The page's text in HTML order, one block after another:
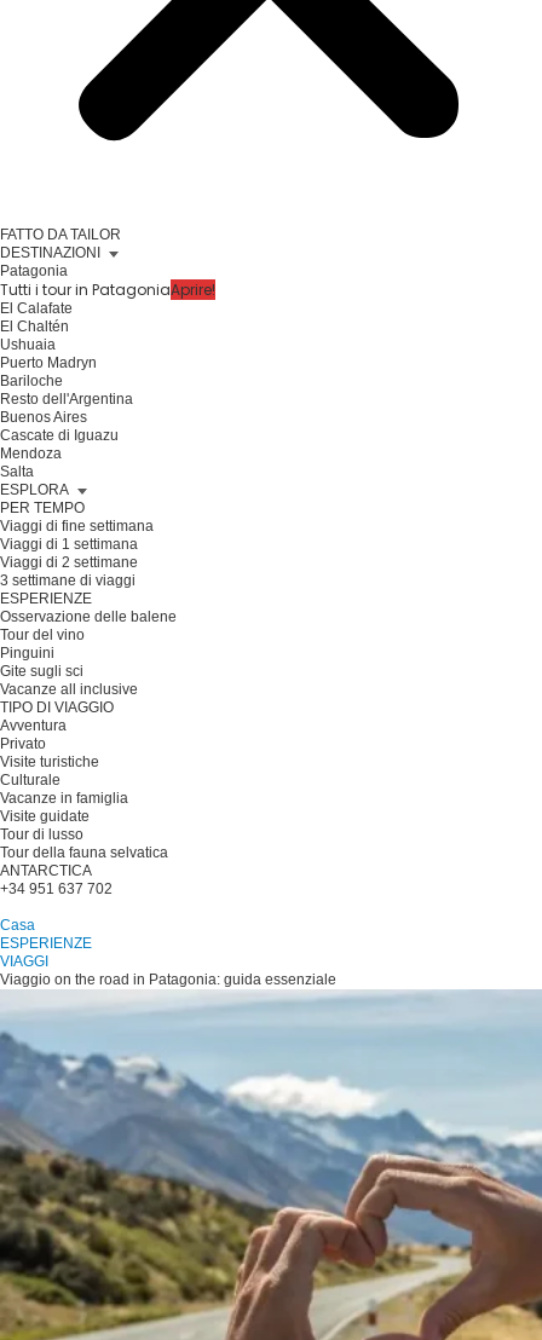
FATTO DA TAILOR
DESTINAZIONI
Patagonia
Tutti i tour in PatagoniaAprire!
El Calafate
El Chaltén
Ushuaia
Puerto Madryn
Bariloche
Resto dell'Argentina
Buenos Aires
Cascate di Iguazu
Mendoza
Salta
ESPLORA
PER TEMPO
Viaggi di fine settimana
Viaggi di 1 settimana
Viaggi di 2 settimane
3 settimane di viaggi
ESPERIENZE
Osservazione delle balene
Tour del vino
Pinguini
Gite sugli sci
Vacanze all inclusive
TIPO DI VIAGGIO
Avventura
Privato
Visite turistiche
Culturale
Vacanze in famiglia
Visite guidate
Tour di lusso
Tour della fauna selvatica
ANTARCTICA
+34 951 637 702
Casa
ESPERIENZE
VIAGGI
Viaggio on the road in Patagonia: guida essenziale